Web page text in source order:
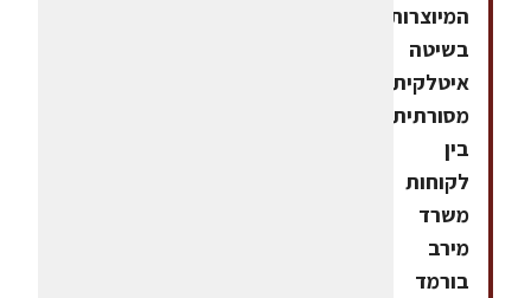
המיוצרות
בשיטה
איטלקית
מסורתית.
בין
לקוחות
משרד
מירב
בורמד